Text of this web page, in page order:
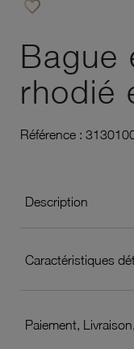
favorite_border
Bague
rhodié
Référence :
Description
Caractéristiques
Paiement,